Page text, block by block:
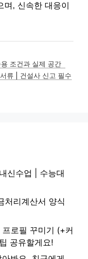
며, 신속한 대응이
조건과 실제 공간
류 | 건설사 신고 필수
신수업 | 수능대
처리계산서 양식
로필 꾸미기 (+커
공유할게요!